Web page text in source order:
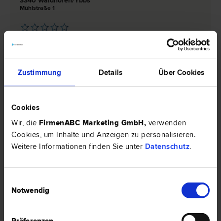
Zustimmung Details Über Cookies
Cookies
Wir, die FirmenABC Marketing GmbH, verwenden
Cookies, um Inhalte und Anzeigen zu personalisieren.
Weitere Informationen finden Sie unter Datenschutz.
Notwendig
Mühlstraße 1
Rechtsnews & Expertentipps